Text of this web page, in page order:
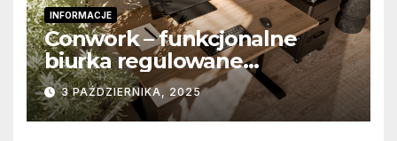
INFORMACJE
Conwork – funkcjonalne
biurka regulowane
stworzone z myślą o
nowoczesnych
przestrzeniach pracy
3 PAŹDZIERNIKA, 2025